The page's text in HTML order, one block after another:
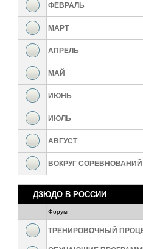
ФЕВРАЛЬ
МАРТ
АПРЕЛЬ
МАЙ
ИЮНЬ
ИЮЛЬ
АВГУСТ
ВОКРУГ СОРЕВНОВАНИЙ
ДЗЮДО В РОССИИ
Форум
ТРЕНИРОВОЧНЫЙ